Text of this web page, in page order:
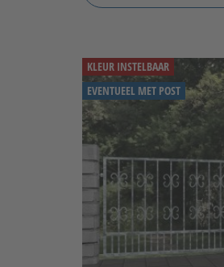
KLEUR INSTELBAAR
EVENTUEEL MET POST